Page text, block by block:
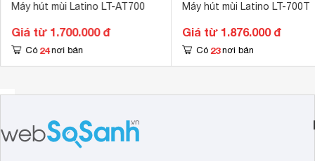
Máy hút mùi Latino LT-AT700
Giá từ 1.700.000 đ
Có 24 nơi bán
Máy hút mùi Latino LT-700T
Giá từ 1.876.000 đ
Có 23 nơi bán